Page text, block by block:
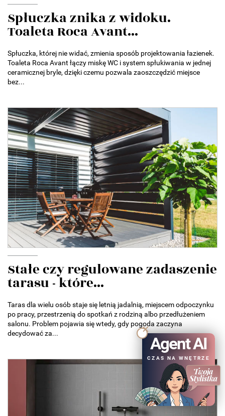
Spłuczka znika z widoku.
Toaleta Roca Avant...
Spłuczka, której nie widać, zmienia sposób projektowania łazienek.
Toaleta Roca Avant łączy miskę WC i system spłukiwania w jednej
ceramicznej bryle, dzięki czemu pozwala zaoszczędzić miejsce
bez...
Stałe czy regulowane zadaszenie
tarasu - które...
Taras dla wielu osób staje się letnią jadalnią, miejscem odpoczynku
po pracy, przestrzenią do spotkań z rodziną albo przedłużeniem
salonu. Problem pojawia się wtedy, gdy pogoda zaczyna
decydować za...
Agent AI
CZAS NA WNĘTRZE